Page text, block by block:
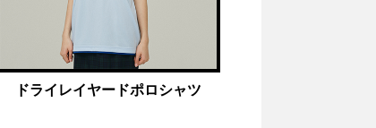
ドライレイヤードポロシャツ